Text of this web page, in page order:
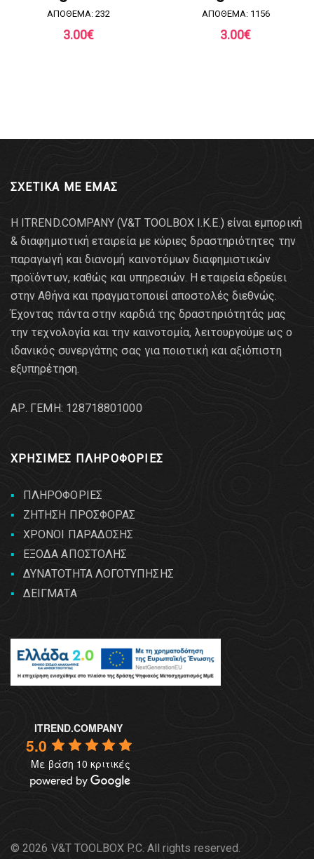
ΑΠΟΘΕΜΑ: 232
3.00€
ΑΠΟΘΕΜΑ: 1156
3.00€
ΣΧΕΤΙΚΑ ΜΕ ΕΜΑΣ
Η ITREND.COMPANY (V&T TOOLBOX Ι.Κ.Ε.) είναι εμπορική
& διαφημιστική εταιρεία με κύριες δραστηριότητες την
παραγωγή και διανομή καινοτόμων διαφημιστικών
προϊόντων, καθώς και υπηρεσιών. Η εταιρεία εδρεύει
στην Αθήνα και πραγματοποιεί αποστολές διεθνώς.
Έχοντας πάντα στην καρδιά της δραστηριότητάς μας
την τεχνολογία και την καινοτομία, λειτουργούμε ως ο
ιδανικός συνεργάτης σας για ποιοτική και αξιόπιστη
εξυπηρέτηση.
AΡ. ΓΕΜΗ: 128718801000
ΧΡΗΣΙΜΕΣ ΠΛΗΡΟΦΟΡΙΕΣ
ΠΛΗΡΟΦΟΡΙΕΣ
ΖΗΤΗΣΗ ΠΡΟΣΦΟΡΑΣ
ΧΡΟΝΟΙ ΠΑΡΑΔΟΣΗΣ
ΕΞΟΔΑ ΑΠΟΣΤΟΛΗΣ
ΔΥΝΑΤΟΤΗΤΑ ΛΟΓΟΤΥΠΗΣΗΣ
ΔΕΙΓΜΑΤΑ
ITREND.COMPANY
5.0
Με βάση 10 κριτικές
© 2026 V&T TOOLBOX P.C. All rights reserved.